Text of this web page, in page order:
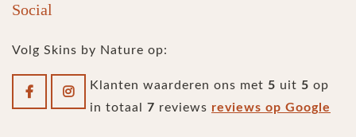
Social
Volg Skins by Nature op:
Klanten waarderen ons met 5 uit 5 op
in totaal 7 reviews reviews op Google